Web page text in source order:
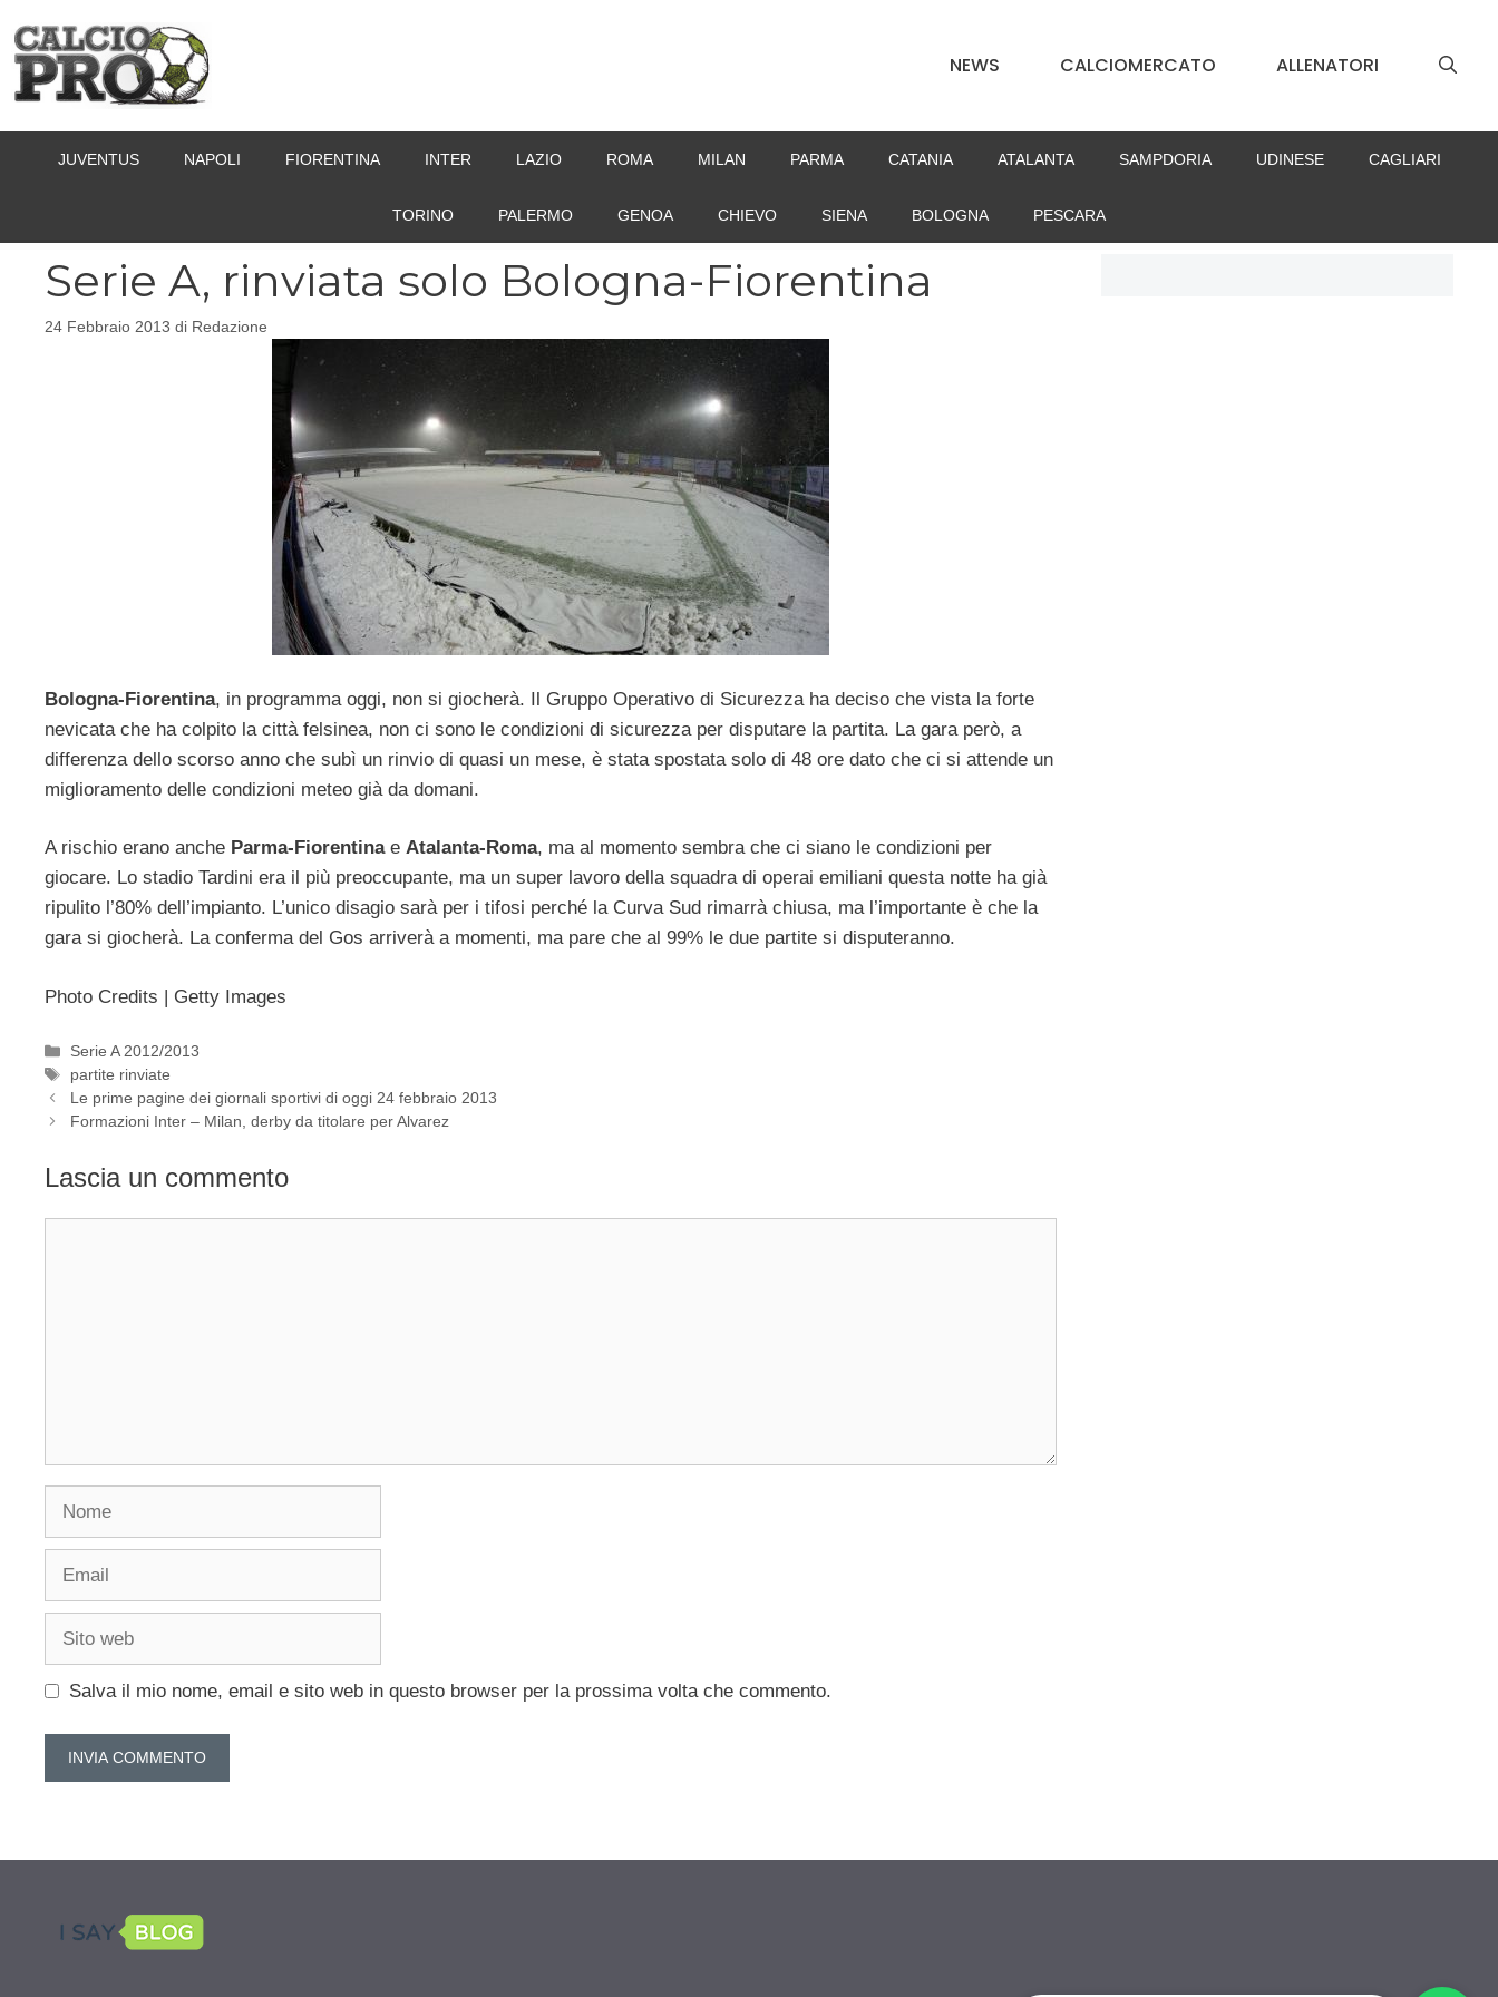
contenuto
NEWS CALCIOMERCATO ALLENATORI
JUVENTUS NAPOLI FIORENTINA INTER LAZIO ROMA MILAN PARMA CATANIA ATALANTA SAMPDORIA UDINESE CAGLIARI
TORINO PALERMO GENOA CHIEVO SIENA BOLOGNA PESCARA
Serie A, rinviata solo Bologna-Fiorentina
24 Febbraio 2013 di Redazione
Bologna-Fiorentina, in programma oggi, non si giocherà. Il Gruppo Operativo di Sicurezza ha deciso che vista la forte
nevicata che ha colpito la città felsinea, non ci sono le condizioni di sicurezza per disputare la partita. La gara però, a
differenza dello scorso anno che subì un rinvio di quasi un mese, è stata spostata solo di 48 ore dato che ci si attende un
miglioramento delle condizioni meteo già da domani.
A rischio erano anche Parma-Fiorentinae Atalanta-Roma, ma al momento sembra che ci siano le condizioni per
giocare. Lo stadio Tardini era il più preoccupante, ma un super lavoro della squadra di operai emiliani questa notte ha già
ripulito l’80% dell’impianto. L’unico disagio sarà per i tifosi perché la Curva Sud rimarrà chiusa, ma l’importante è che la
gara si giocherà. La conferma del Gos arriverà a momenti, ma pare che al 99% le due partite si disputeranno.
Photo Credits | Getty Images
Categorie
Serie A 2012/2013
Tag
partite rinviate
Le prime pagine dei giornali sportivi di oggi 24 febbraio 2013
Formazioni Inter – Milan, derby da titolare per Alvarez
Lascia un commento
Salva il mio nome, email e sito web in questo browser per la prossima volta che commento.